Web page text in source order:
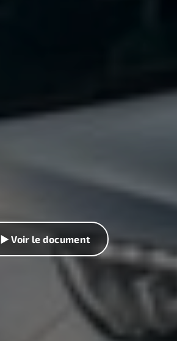
▶ Voir le document